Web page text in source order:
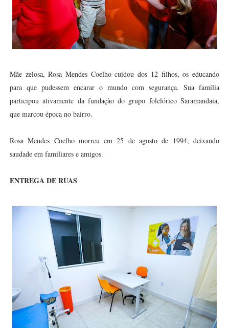
Mãe zelosa, Rosa Mendes Coelho cuidou dos 12 filhos, os educando
para que pudessem encarar o mundo com segurança. Sua família
participou ativamente da fundação do grupo folclórico Saramandaia,
que marcou época no bairro.
Rosa Mendes Coelho morreu em 25 de agosto de 1994, deixando
saudade em familiares e amigos.
ENTREGA DE RUAS